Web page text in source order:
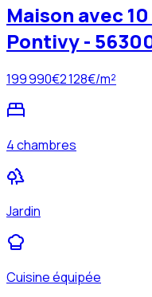
Maison avec
Pontivy -
199 990€2 128€/m²
4 chambres
Jardin
Cuisine équipée